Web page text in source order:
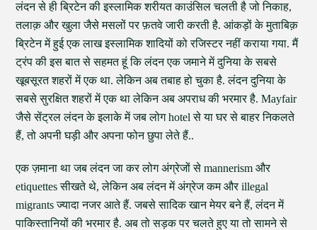
लंदन से ही ब्रिटेन की इस्लामिक शरीयत काउंसिल चलती है जो निकाह,
तलाक़ और खुला जैसे मसलों पर फ़तवे जारी करती है. आंकड़ों के मुताबिक़
ब्रिटेन में हुई एक लाख इस्लामिक शादियों को रजिस्टर नहीं कराया गया. मैं
ट्रंप की इस बात से सहमत हूं कि लंदन एक जमाने में दुनिया के सबसे
खूबसूरत शहरों में एक था. लेकिन अब तबाह हो चुका है. लंदन दुनिया के
सबसे सुरक्षित शहरों में एक था लेकिन अब अपराध की भरमार है. Mayfair
जैसे सेंट्रल लंदन के इलाके में जब लोग hotel से या घर से बाहर निकलते
हैं, तो अपनी घड़ी और अपना फोन छुपा लेते हैं..
एक ज़माना था जब लंदन जा कर लोग अंग्रेजों से mannerism और
etiquettes सीखते थे, लेकिन अब लंदन में अंग्रेज कम और illegal
migrants ज्यादा नजर आते हैं. जबसे सादिक खान मेयर बने हैं, लंदन में
पाकिस्तानियों की भरमार है. अब तो सड़क पर चलते हुए या तो सामने से